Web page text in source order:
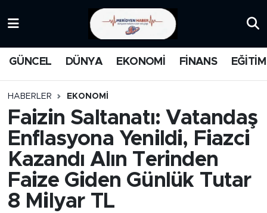
GÜNCEL DÜNYA EKONOMİ FİNANS EĞİTİM
HABERLER EKONOMİ
Faizin Saltanatı: Vatandaş
Enflasyona Yenildi, Fiazci
Kazandı Alın Terinden
Faize Giden Günlük Tutar
8 Milyar TL
MEDYA
FİNANS
DÜNYA
Trafik Durumu
Süper Lig Puan Durumu ve Fikstür
Tüm Manşetler